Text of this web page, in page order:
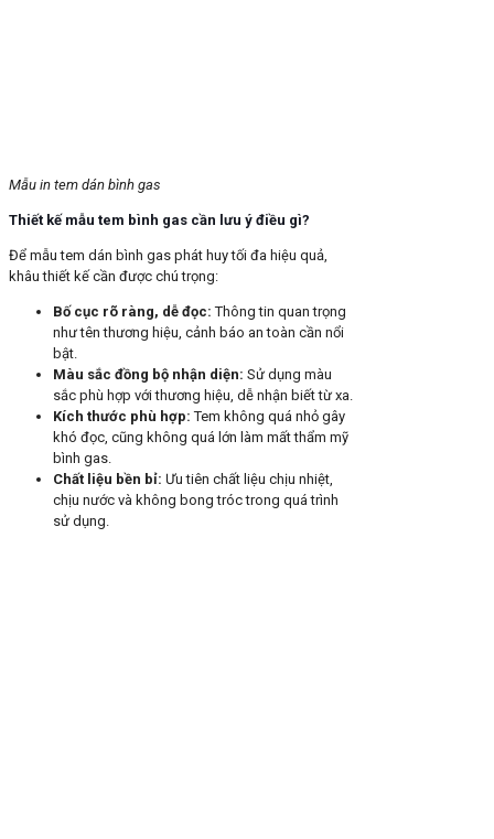
Mẫu in tem dán bình gas
Thiết kế mẫu tem bình gas cần lưu ý điều gì?
Để mẫu tem dán bình gas phát huy tối đa hiệu quả,
khâu thiết kế cần được chú trọng:
Bố cục rõ ràng, dễ đọc: Thông tin quan trọng
như tên thương hiệu, cảnh báo an toàn cần nổi
bật.
Màu sắc đồng bộ nhận diện: Sử dụng màu
sắc phù hợp với thương hiệu, dễ nhận biết từ xa.
Kích thước phù hợp: Tem không quá nhỏ gây
khó đọc, cũng không quá lớn làm mất thẩm mỹ
bình gas.
Chất liệu bền bỉ: Ưu tiên chất liệu chịu nhiệt,
chịu nước và không bong tróc trong quá trình
sử dụng.